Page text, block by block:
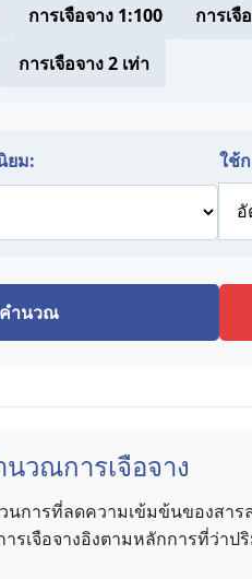
การเจือจาง 1:100 การเจื
การเจือจาง 2 เท่า
ยม: ใช้
คำนวณ
วณการเจือจาง
วนการที่ลดความเข้มข้นของสา
เจือจางอิงตามหลักการที่ว่าป